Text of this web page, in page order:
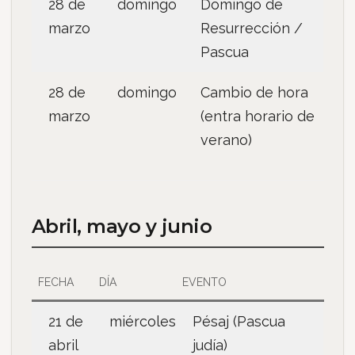
28 de
marzo
domingo
Domingo de
Resurrección /
Pascua
28 de
marzo
domingo
Cambio de hora
(entra horario de
verano)
Abril, mayo y junio
FECHA DÍA EVENTO
21 de
abril
miércoles
Pésaj (Pascua
judía)